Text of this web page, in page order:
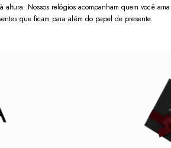
desgaste.
visual
com
altura. Nossos relógios acompanham quem você
que ficam para além do papel de presente.